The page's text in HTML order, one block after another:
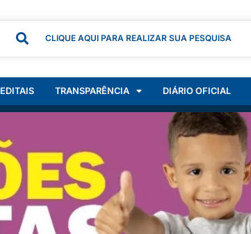
CLIQUE AQUI PARA REALIZAR SUA PESQUISA
EDITAIS TRANSPARÊNCIA DIÁRIO OFICIAL